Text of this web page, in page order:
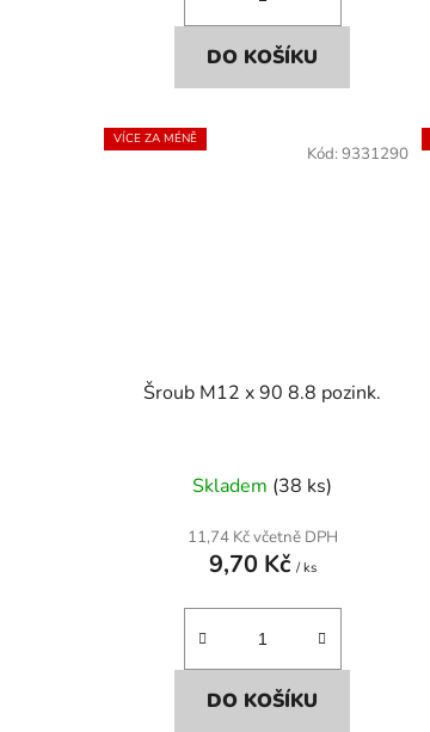
DO KOŠÍKU
VÍCE ZA MÉNĚ
Šroub M12 x 90 8.8 pozink.
Skladem (38 ks)
11,74 Kč včetně DPH
9,70 Kč / ks
DO KOŠÍKU
Kód: 9331290